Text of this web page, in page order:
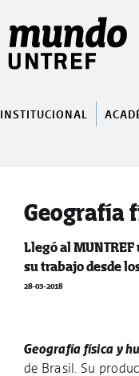
INSTITUCIONAL
Geografía
Llegó al
su trabajo desde
28-03-2018
Geografía física y
de Brasil. Su